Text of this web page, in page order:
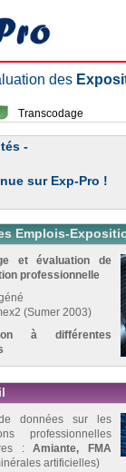
des
Transcodage
-
sur Exp-Pro !
Emplois-
et évaluation de
professionnelle
(Sumer 2003)
à différentes
données sur les
professionnelles
:Amiante, FMA
artificielles)